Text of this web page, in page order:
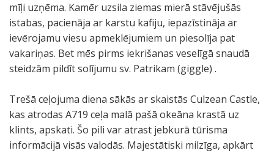
mīļi uzņēma. Kamēr uzsila ziemas mierā stāvējušās
istabas, pacienāja ar karstu kafiju, iepazīstināja ar
ievērojamu viesu apmeklējumiem un piesolīja pat
vakariņas. Bet mēs pirms iekrišanas veselīgā snaudā
steidzām pildīt solījumu sv. Patrikam (giggle) .
Trešā ceļojuma diena sākās ar skaistās Culzean Castle,
kas atrodas A719 ceļa malā pašā okeāna krastā uz
klints, apskati. Šo pili var atrast jebkurā tūrisma
informācijā visās valodās. Majestātiski milzīga, apkārt